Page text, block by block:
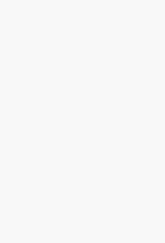
が、パソコンで楽しく
なり定着していたと思